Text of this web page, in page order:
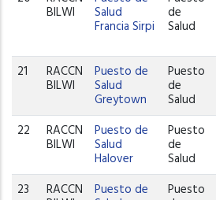
BILWI Salud
Francia Sirpi
de
Salud
21 RACCN
BILWI
Puesto de
Salud
Greytown
Puesto
de
Salud
22 RACCN
BILWI
Puesto de
Salud
Halover
Puesto
de
Salud
23 RACCN Puesto de Puesto